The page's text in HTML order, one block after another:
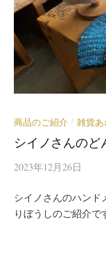
商品のご紹介 / 雑貨
シイノさんのど
2023年12月26日
シイノさんのハンド
りぼうしのご紹介で